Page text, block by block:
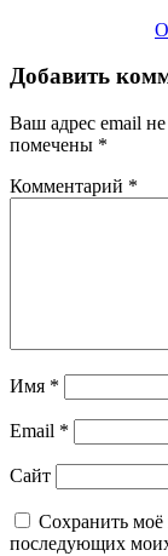
Добавить
Ваш адрес email
помечены *
Комментарий *
Имя *
Email *
Сайт
Сохранить моё
последующих